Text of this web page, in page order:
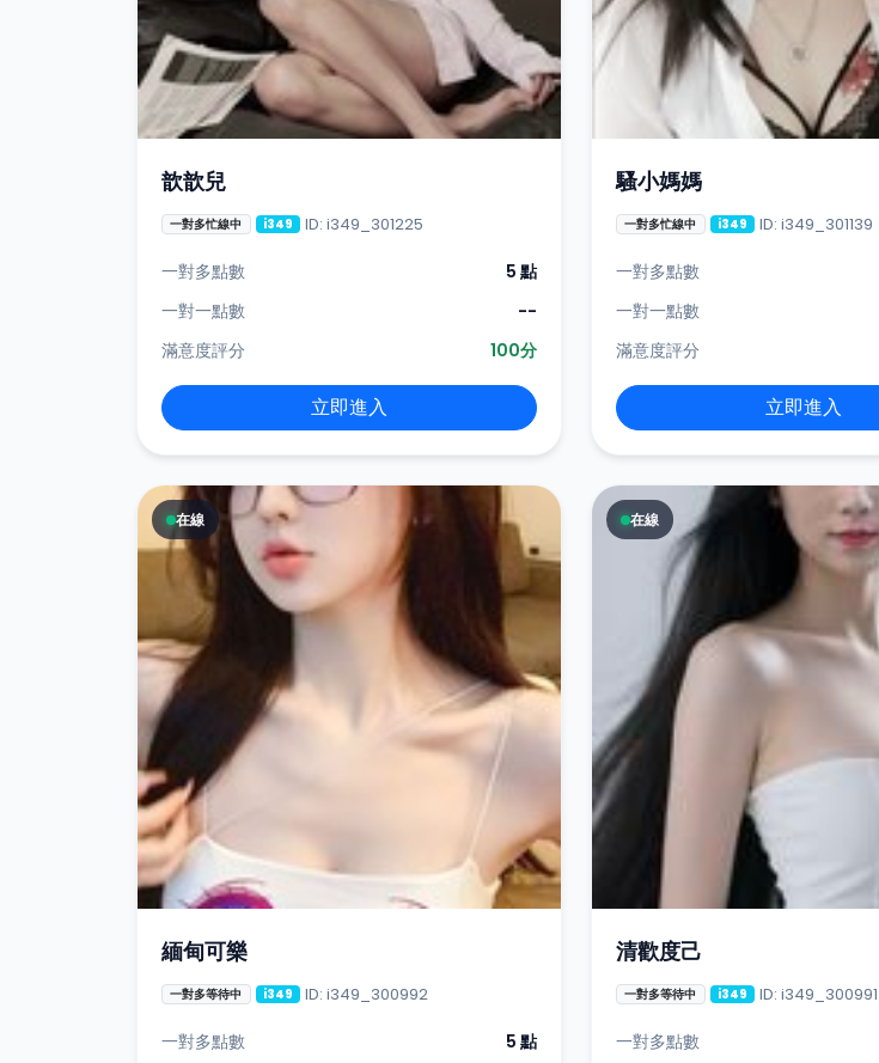
歆歆兒
一對多忙線中 i349 ID: i349_301225
一對多點數
5 點
一對一點數
--
滿意度評分
100分
立即進入
騷小媽媽
一對多忙線中 i349 ID: i349_301139
一對多點數
一對一點數
滿意度評分
立即進入
在線
緬甸可樂
一對多等待中 i349 ID: i349_300992
一對多點數 5 點
在線
清歡度己
一對多等待中 i349 ID: i349_300991
一對多點數